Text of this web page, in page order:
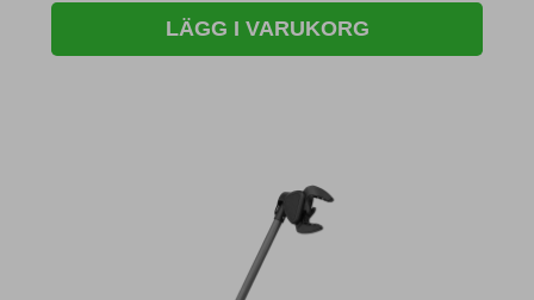
LÄGG I VARUKORG